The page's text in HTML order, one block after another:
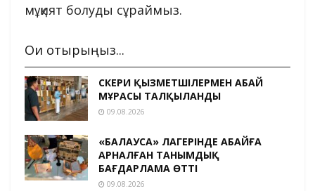
мұқият болуды сұраймыз.
Оқи отырыңыз...
ӘСКЕРИ ҚЫЗМЕТШІЛЕРМЕН АБАЙ
МҰРАСЫ ТАЛҚЫЛАНДЫ
09.08.2026
«БАЛАУСА» ЛАГЕРІНДЕ АБАЙҒА
АРНАЛҒАН ТАНЫМДЫҚ
БАҒДАРЛАМА ӨТТІ
09.08.2026